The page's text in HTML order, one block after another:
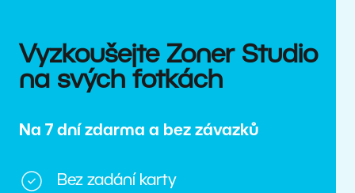
Vyzkoušejte Zoner Studio
na svých fotkách
Na 7 dní zdarma a bez závazků
Bez zadání karty